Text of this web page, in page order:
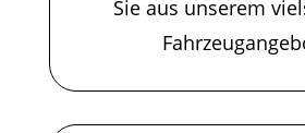
Sie aus unserem